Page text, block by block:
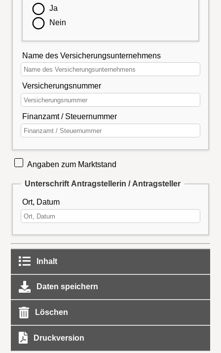
Ja
Nein
Name des Versicherungsunternehmens
Versicherungsnummer
Finanzamt / Steuernummer
Angaben zum Marktstand
Unterschrift Antragstellerin / Antragsteller
Ort, Datum
Inhalt
Daten speichern
Löschen
Druckversion